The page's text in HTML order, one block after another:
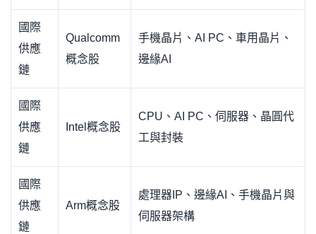
國際
供應
鏈
Qualcomm
概念股
手機晶片、AI PC、車用晶片、
邊緣AI
國際
供應
鏈
Intel概念股
CPU、AI PC、伺服器、晶圓代
工與封裝
國際
供應
鏈
Arm概念股
處理器IP、邊緣AI、手機晶片與
伺服器架構